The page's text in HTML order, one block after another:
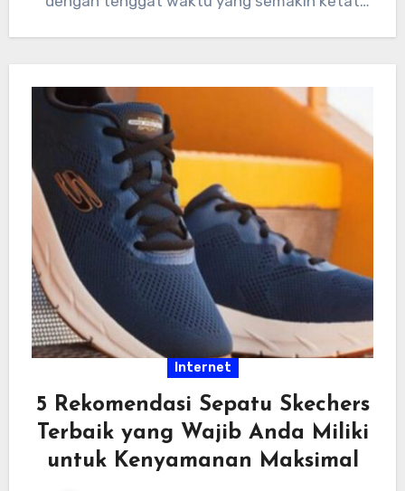
Internet
5 Rekomendasi Sepatu Skechers
Terbaik yang Wajib Anda Miliki
untuk Kenyamanan Maksimal